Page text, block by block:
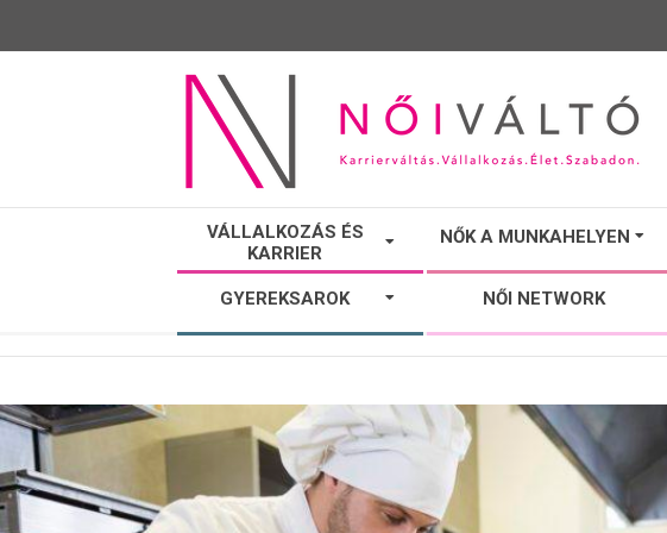
NŐI
VÁLTÓ
VÁLLALKOZÁS ÉS
KARRIER
NŐK A MUNKAHELYEN
GYEREKSAROK NŐI NETWORK